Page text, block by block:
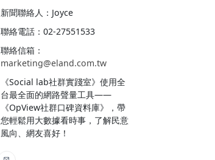
新聞聯絡人：Joyce
聯絡電話：02-27551533
聯絡信箱：
marketing@eland.com.tw
《Social lab社群實踐室》使用全
台最全面的網路聲量工具——
《OpView社群口碑資料庫》，帶
您輕鬆用大數據看時事，了解民意
風向、網友喜好！